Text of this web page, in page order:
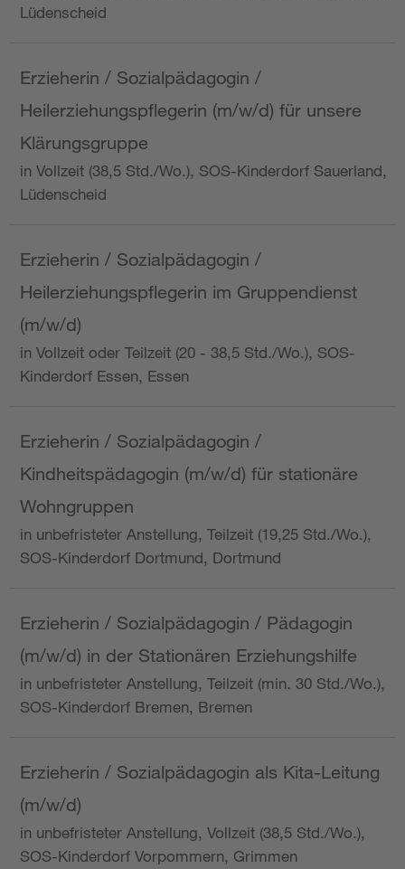
Lüdenscheid
Erzieherin / Sozialpädagogin /
Heilerziehungspflegerin (m/w/d) für unsere
Klärungsgruppe
in Vollzeit (38,5 Std./Wo.), SOS-Kinderdorf Sauerland,
Lüdenscheid
Erzieherin / Sozialpädagogin /
Heilerziehungspflegerin im Gruppendienst
(m/w/d)
in Vollzeit oder Teilzeit (20 - 38,5 Std./Wo.), SOS-
Kinderdorf Essen, Essen
Erzieherin / Sozialpädagogin /
Kindheitspädagogin (m/w/d) für stationäre
Wohngruppen
in unbefristeter Anstellung, Teilzeit (19,25 Std./Wo.),
SOS-Kinderdorf Dortmund, Dortmund
Erzieherin / Sozialpädagogin / Pädagogin
(m/w/d) in der Stationären Erziehungshilfe
in unbefristeter Anstellung, Teilzeit (min. 30 Std./Wo.),
SOS-Kinderdorf Bremen, Bremen
Erzieherin / Sozialpädagogin als Kita-Leitung
(m/w/d)
in unbefristeter Anstellung, Vollzeit (38,5 Std./Wo.),
SOS-Kinderdorf Vorpommern, Grimmen